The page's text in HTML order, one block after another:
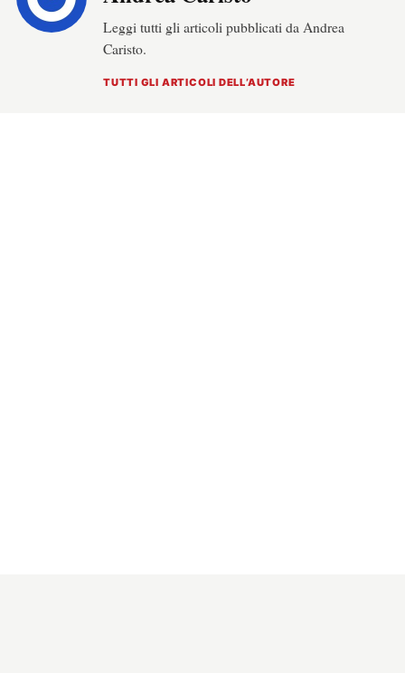
Leggi tutti gli articoli pubblicati da Andrea
Caristo.
TUTTI GLI ARTICOLI DELL’AUTORE